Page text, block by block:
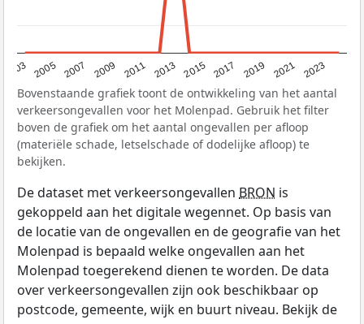
2003 2005 2007 2009 2011 2013 2015 2017 2019 2021 2023
Bovenstaande grafiek toont de ontwikkeling van het aantal
verkeersongevallen voor het Molenpad. Gebruik het filter
boven de grafiek om het aantal ongevallen per afloop
(materiële schade, letselschade of dodelijke afloop) te
bekijken.
De dataset met verkeersongevallen BRON is
gekoppeld aan het digitale wegennet. Op basis van
de locatie van de ongevallen en de geografie van het
Molenpad is bepaald welke ongevallen aan het
Molenpad toegerekend dienen te worden. De data
over verkeersongevallen zijn ook beschikbaar op
postcode, gemeente, wijk en buurt niveau. Bekijk de